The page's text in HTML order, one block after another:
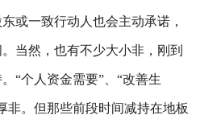
或一致行动人也会主动承诺，
当然，也有不少大小非，刚到
“个人资金需要”、“改善生
非。但那些前段时间减持在地板